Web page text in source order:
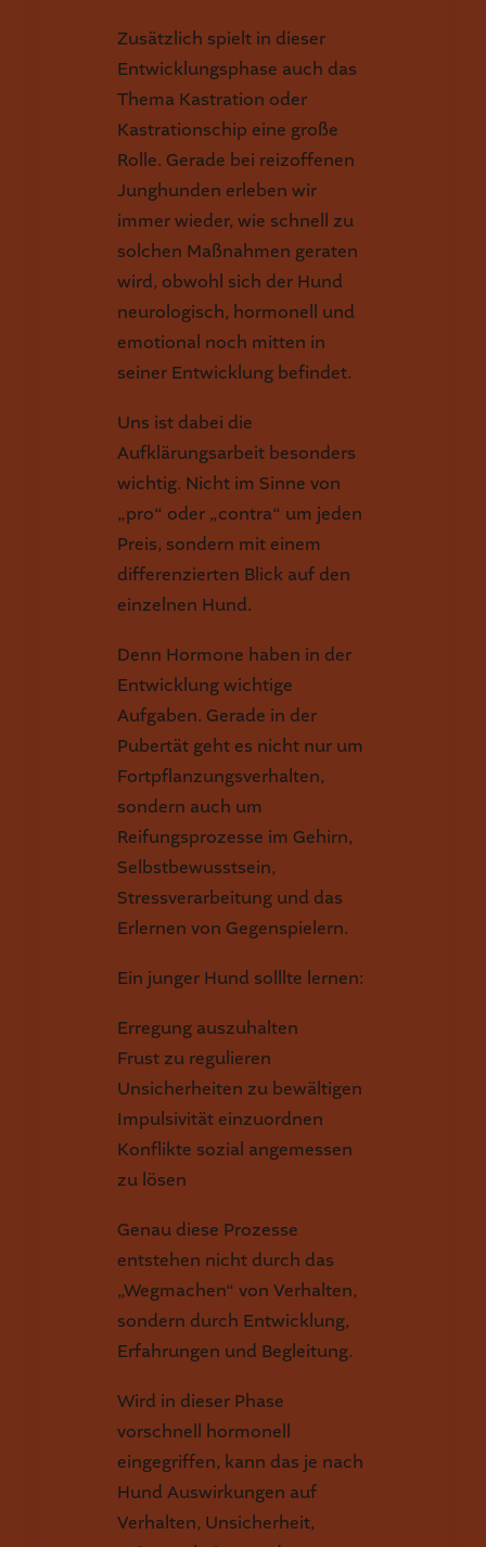
Zusätzlich spielt in dieser
Entwicklungsphase auch das
Thema Kastration oder
Kastrationschip eine große
Rolle. Gerade bei reizoffenen
Junghunden erleben wir
immer wieder, wie schnell zu
solchen Maßnahmen geraten
wird, obwohl sich der Hund
neurologisch, hormonell und
emotional noch mitten in
seiner Entwicklung befindet.
Uns ist dabei die
Aufklärungsarbeit besonders
wichtig. Nicht im Sinne von
„pro“ oder „contra“ um jeden
Preis, sondern mit einem
differenzierten Blick auf den
einzelnen Hund.
Denn Hormone haben in der
Entwicklung wichtige
Aufgaben. Gerade in der
Pubertät geht es nicht nur um
Fortpflanzungsverhalten,
sondern auch um
Reifungsprozesse im Gehirn,
Selbstbewusstsein,
Stressverarbeitung und das
Erlernen von Gegenspielern.
Ein junger Hund solllte lernen:
Erregung auszuhalten
Frust zu regulieren
Unsicherheiten zu bewältigen
Impulsivität einzuordnen
Konflikte sozial angemessen
zu lösen
Genau diese Prozesse
entstehen nicht durch das
„Wegmachen“ von Verhalten,
sondern durch Entwicklung,
Erfahrungen und Begleitung.
Wird in dieser Phase
vorschnell hormonell
eingegriffen, kann das je nach
Hund Auswirkungen auf
Verhalten, Unsicherheit,